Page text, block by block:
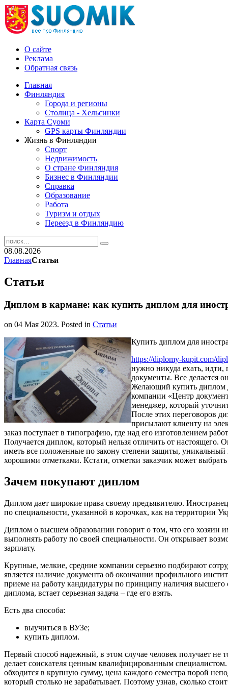
О сайте
Реклама
Обратная связь
Главная
Финляндия
Города и регионы
Столица - Хельсинки
Карта Суоми
GPS карты Финляндии
Жизнь в Финляндии
Спорт
Недвижимость
О стране Финляндия
Бизнес в Финляндии
Справка
Образование
Работа
Туризм и отдых
Переезд в Финляндию
08.08.2026
ГлавнаяСтатьи
Статьи
Диплом в кармане: как купить диплом для
on 04 Мая 2023. Posted in Статьи
Купить диплом для
https://diplomy-kupit.com/
нужно никуда ехать, идти,
документы. Все делается
Желающий купить диплом
компании «Центр
менеджер, который
После этих переговоров
присылают клиенту на
заказ поступает в типографию, где над его изготовлением
Получается диплом, который нельзя отличить от настоящего.
иметь все положенные по закону степени защиты,
хорошими отметками. Кстати, отметки заказчик может
Зачем покупают диплом
Диплом дает широкие права своему предъявителю.
по специальности, указанной в корочках, как на территории
Диплом о высшем образовании говорит о том, что его хозяин
выполнять работу по своей специальности. Он открывает
зарплату.
Крупные, мелкие, средние компании серьезно подбирают
является наличие документа об окончании профильного
приеме на работу кандидатуры по принципу наличия высшего
диплома, встает серьезная задача – где его взять.
Есть два способа:
выучиться в ВУЗе;
купить диплом.
Первый способ надежный, в этом случае человек получает не
делает соискателя ценным квалифицированным
обходится в крупную сумму, цена каждого семестра порой
который столько не зарабатывает. Поэтому узнав, сколько